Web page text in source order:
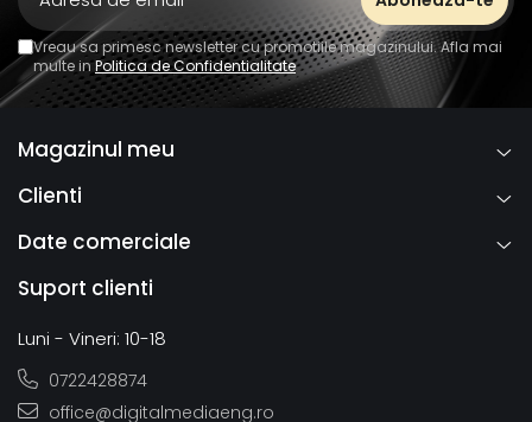
Vreau sa primesc newsletter cu promotiile magazinului. Afla mai
multe inPolitica de Confidentialitate
Magazinul meu
Clienti
Date comerciale
Suport clienti
Luni - Vineri: 10-18
0722428874
office@digitalmediaeng.ro